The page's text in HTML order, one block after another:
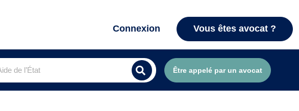
Connexion Vous êtes avocat ?
de l’État Être appelé par un avocat